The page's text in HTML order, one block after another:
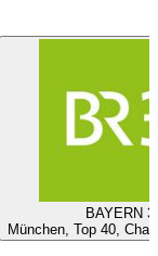
BAYERN 3
München, Top 40,